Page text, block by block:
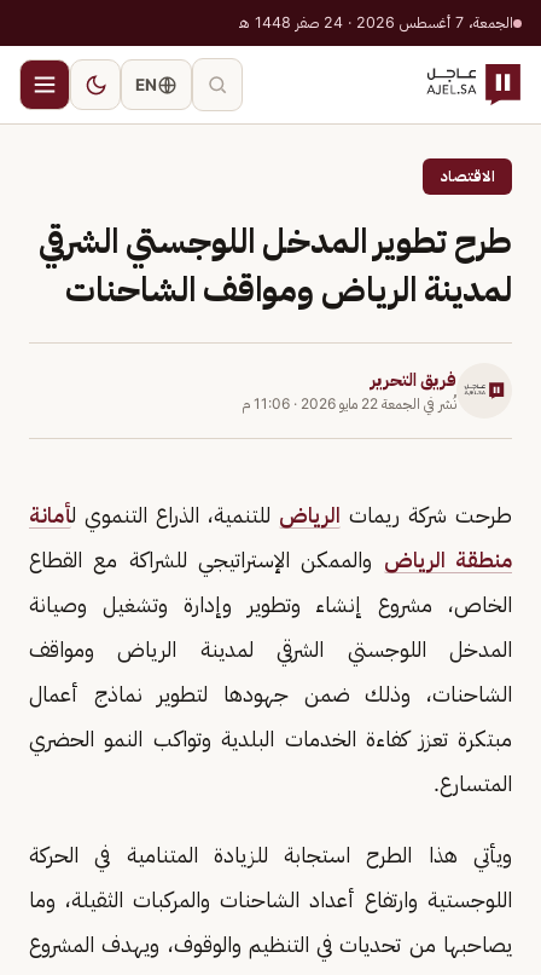
الجمعة، 7 أغسطس 2026 · 24 صفر 1448 هـ
EN
الاقتصاد
طرح تطوير المدخل اللوجستي الشرقي
لمدينة الرياض ومواقف الشاحنات
فريق التحرير
نُشر في الجمعة 22 مايو 2026 · 11:06 م
طرحت شركة ريمات الرياض للتنمية، الذراع التنموي لأمانة
منطقة الرياض والممكن الإستراتيجي للشراكة مع القطاع
الخاص، مشروع إنشاء وتطوير وإدارة وتشغيل وصيانة
المدخل اللوجستي الشرقي لمدينة الرياض ومواقف
الشاحنات، وذلك ضمن جهودها لتطوير نماذج أعمال
مبتكرة تعزز كفاءة الخدمات البلدية وتواكب النمو الحضري
المتسارع.
ويأتي هذا الطرح استجابة للزيادة المتنامية في الحركة
اللوجستية وارتفاع أعداد الشاحنات والمركبات الثقيلة، وما
يصاحبها من تحديات في التنظيم والوقوف، ويهدف المشروع